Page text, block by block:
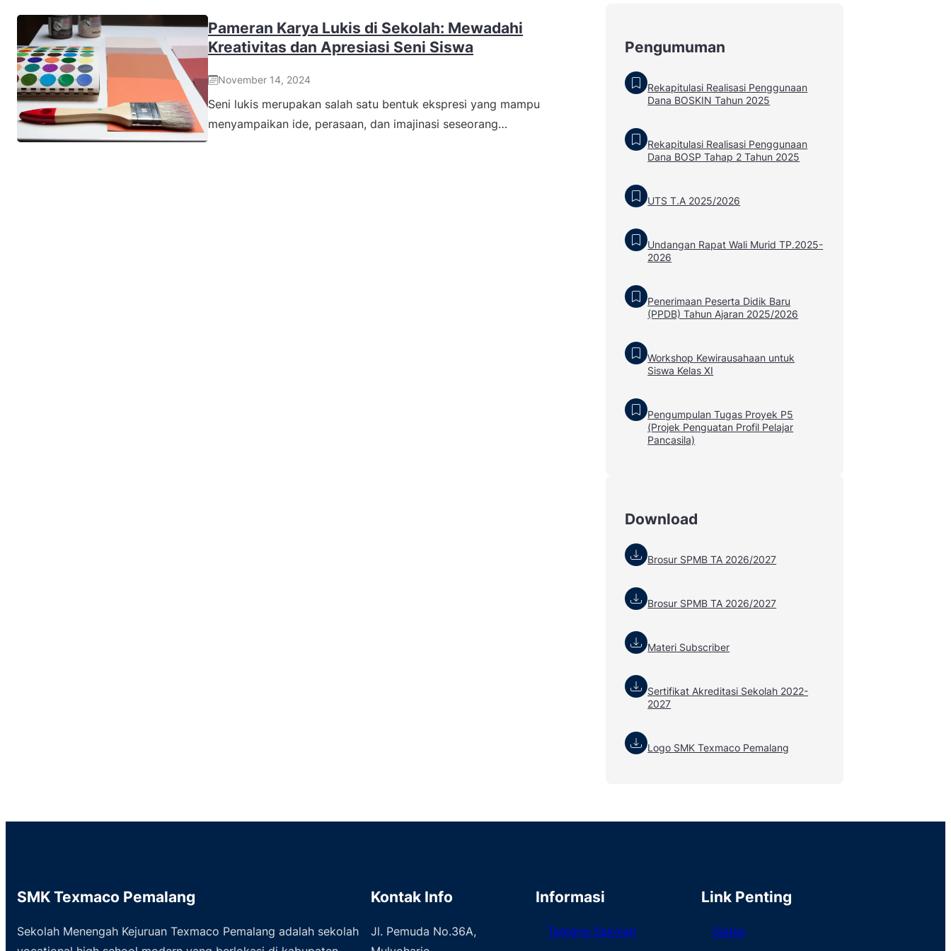
Pameran Karya Lukis di Sekolah: Mewadahi
Kreativitas dan Apresiasi Seni Siswa
November 14, 2024
Seni lukis merupakan salah satu bentuk ekspresi yang mampu
menyampaikan ide, perasaan, dan imajinasi seseorang…
Pengumuman
Rekapitulasi Realisasi Penggunaan
Dana BOSKIN Tahun 2025
Rekapitulasi Realisasi Penggunaan
Dana BOSP Tahap 2 Tahun 2025
UTS T.A 2025/2026
Undangan Rapat Wali Murid TP.2025-
2026
Penerimaan Peserta Didik Baru
(PPDB) Tahun Ajaran 2025/2026
Workshop Kewirausahaan untuk
Siswa Kelas XI
Pengumpulan Tugas Proyek P5
(Projek Penguatan Profil Pelajar
Pancasila)
Download
Brosur SPMB TA 2026/2027
Brosur SPMB TA 2026/2027
Materi Subscriber
Sertifikat Akreditasi Sekolah 2022-
2027
Logo SMK Texmaco Pemalang
SMK Texmaco Pemalang
Sekolah Menengah Kejuruan Texmaco Pemalang adalah sekolah
Kontak Info
Jl. Pemuda No.36A,
Informasi
Tentang Sekolah
Link Penting
Siatex